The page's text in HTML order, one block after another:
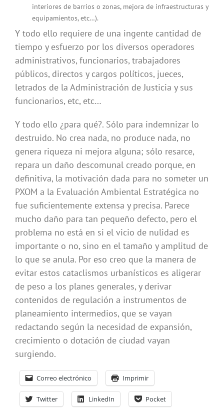
interiores de barrios o zonas, mejora de infraestructuras y
equipamientos, etc…).
Y todo ello requiere de una ingente cantidad de
tiempo y esfuerzo por los diversos operadores
administrativos, funcionarios, trabajadores
públicos, directos y cargos políticos, jueces,
letrados de la Administración de Justicia y sus
funcionarios, etc, etc…
Y todo ello ¿para qué?. Sólo para indemnizar lo
destruido. No crea nada, no produce nada, no
genera riqueza ni mejora alguna; sólo resarce,
repara un daño descomunal creado porque, en
definitiva, la motivación dada para no someter un
PXOM a la Evaluación Ambiental Estratégica no
fue suficientemente extensa y precisa. Parece
mucho daño para tan pequeño defecto, pero el
problema no está en si el vicio de nulidad es
importante o no, sino en el tamaño y amplitud de
lo que se anula. Por eso creo que la manera de
evitar estos cataclismos urbanísticos es aligerar
de peso a los planes generales, y derivar
contenidos de regulación a instrumentos de
planeamiento intermedios, que se vayan
redactando según la necesidad de expansión,
crecimiento o dotación de ciudad vayan
surgiendo.
Correo electrónico Imprimir
Twitter LinkedIn Pocket